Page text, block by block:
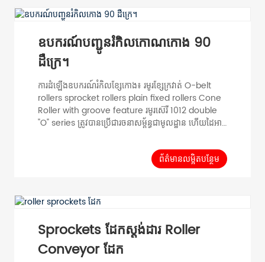
វិជ្ជមាន...
ឧបករណ៍បញ្ជូនរំកិលកោណកោង 90
ដឺក្រេ។
ការដំឡើងឧបករណ៍រំកិលខ្សែកោង៖ រមូរខ្សែក្រវាត់ O-belt
rollers sprocket rollers plain fixed rollers Cone
Roller with groove feature រមូរស៊េរី 1012 double
"O" series ត្រូវបានប្រើជារចនាសម្ព័ន្ធជាមូលដ្ឋាន ហើយដៃអាវ
ស័ក្តិសមសម្រាប់ការដឹកជញ្ជូនសម្ភារៈផ្ទុកពន្លឺ។ PVC Cone
Sleeve Roller ដោយបន្ថែមដៃអាវរាងសាជី (PVC) ទៅនឹង
ព័ត៌មានលម្អិតបន្ថែម
Sprockets ដែកស្តង់ដារ Roller
Conveyor ដែក